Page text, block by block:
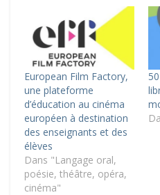
European Film Factory,
une plateforme
d’éducation au cinéma
européen à destination
des enseignants et des
élèves
Dans "Langage oral,
poésie, théâtre, opéra,
cinéma"